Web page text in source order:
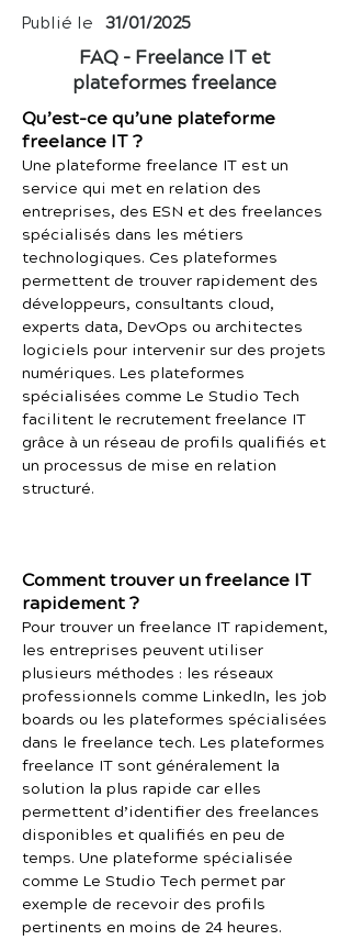
Publié le 31/01/2025
FAQ – Freelance IT et
plateformes freelance
Qu’est-ce qu’une plateforme
freelance IT ?
Une plateforme freelance IT est un
service qui met en relation des
entreprises, des ESN et des freelances
spécialisés dans les métiers
technologiques. Ces plateformes
permettent de trouver rapidement des
développeurs, consultants cloud,
experts data, DevOps ou architectes
logiciels pour intervenir sur des projets
numériques. Les plateformes
spécialisées comme Le Studio Tech
facilitent le recrutement freelance IT
grâce à un réseau de profils qualifiés et
un processus de mise en relation
structuré.
Comment trouver un freelance IT
rapidement ?
Pour trouver un freelance IT rapidement,
les entreprises peuvent utiliser
plusieurs méthodes : les réseaux
professionnels comme LinkedIn, les job
boards ou les plateformes spécialisées
dans le freelance tech. Les plateformes
freelance IT sont généralement la
solution la plus rapide car elles
permettent d’identifier des freelances
disponibles et qualifiés en peu de
temps. Une plateforme spécialisée
comme Le Studio Tech permet par
exemple de recevoir des profils
pertinents en moins de 24 heures.